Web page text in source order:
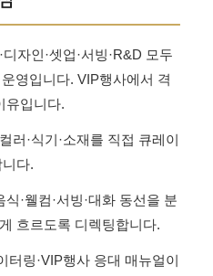
자인·셋업·서빙·R&D 모두
영입니다. VIP행사에서 격
유입니다.
러·식기·소재를 직접 큐레이
다.
·웰컴·서빙·대화 동선을 분
흐르도록 디렉팅합니다.
링·VIP행사 응대 매뉴얼이